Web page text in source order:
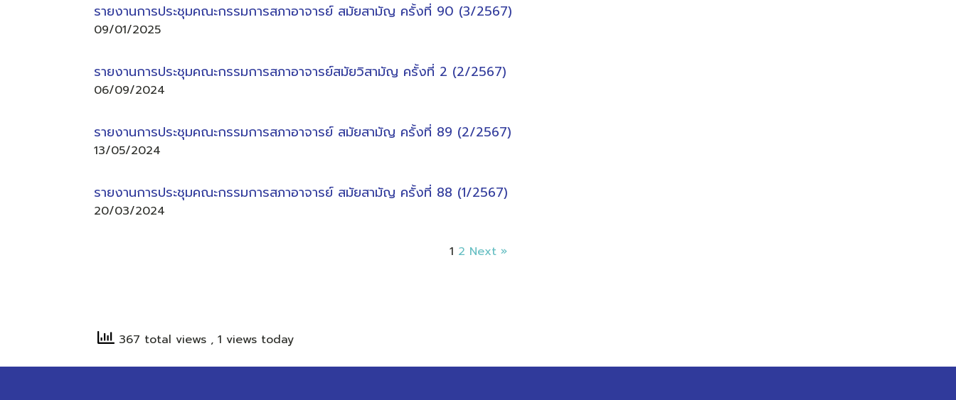
รายงานการประชุมคณะกรรมการสภาอาจารย์ สมัยสามัญ ครั้งที่ 90 (3/2567)
09/01/2025
รายงานการประชุมคณะกรรมการสภาอาจารย์สมัยวิสามัญ ครั้งที่ 2 (2/2567)
06/09/2024
รายงานการประชุมคณะกรรมการสภาอาจารย์ สมัยสามัญ ครั้งที่ 89 (2/2567)
13/05/2024
รายงานการประชุมคณะกรรมการสภาอาจารย์ สมัยสามัญ ครั้งที่ 88 (1/2567)
20/03/2024
1 2 Next »
367 total views , 1 views today